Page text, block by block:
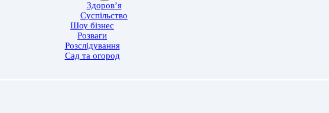
Здоров’я
Суспільство
Шоу бізнес
Розваги
Розслідування
Сад та огород